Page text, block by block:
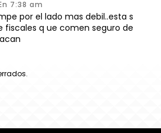
7:38 am
por el lado mas debil..esta s
fiscales q ue comen seguro de